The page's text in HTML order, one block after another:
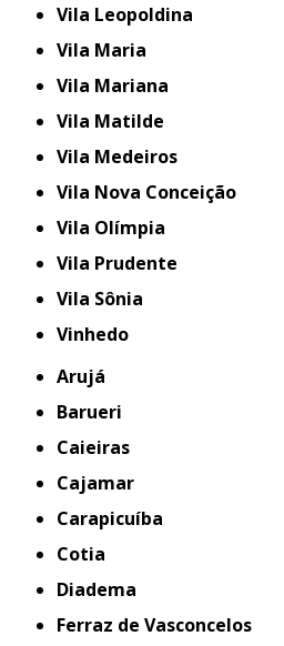
Vila Leopoldina
Vila Maria
Vila Mariana
Vila Matilde
Vila Medeiros
Vila Nova Conceição
Vila Olímpia
Vila Prudente
Vila Sônia
Vinhedo
Arujá
Barueri
Caieiras
Cajamar
Carapicuíba
Cotia
Diadema
Ferraz de Vasconcelos